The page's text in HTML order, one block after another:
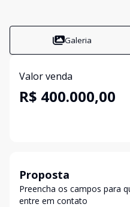
Galeria
Valor venda
R$ 400.000,00
Proposta
Preencha os campos para
entre em contato